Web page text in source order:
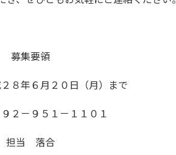
募集要領
８年６月２０日（月）まで
２－９５１－１１０１
担当 落合